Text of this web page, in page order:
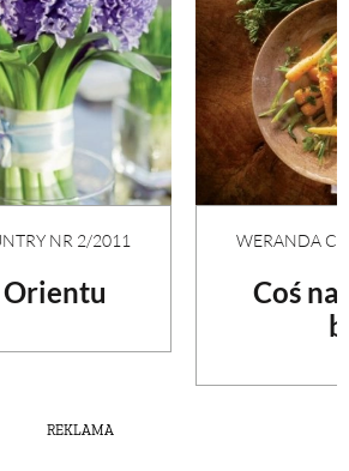
NR 2/2011 WERANDA
Coś
REKLAMA